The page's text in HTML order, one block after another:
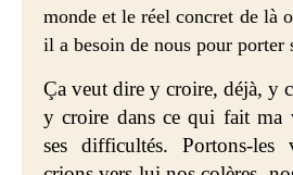
monde et le réel concret de là
il a besoin de nous pour porter
Ça veut dire y croire, déjà, y
y croire dans ce qui fait ma
ses difficultés. Portons-les